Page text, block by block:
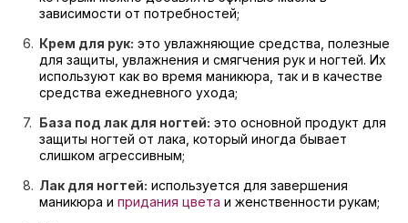
зависимости от потребностей;
Крем для рук: это увлажняющие средства, полезные
для защиты, увлажнения и смягчения рук и ногтей. Их
используют как во время маникюра, так и в качестве
средства ежедневного ухода;
База под лак для ногтей: это основной продукт для
защиты ногтей от лака, который иногда бывает
слишком агрессивным;
Лак для ногтей: используется для завершения
маникюра и придания цвета и женственности рукам;